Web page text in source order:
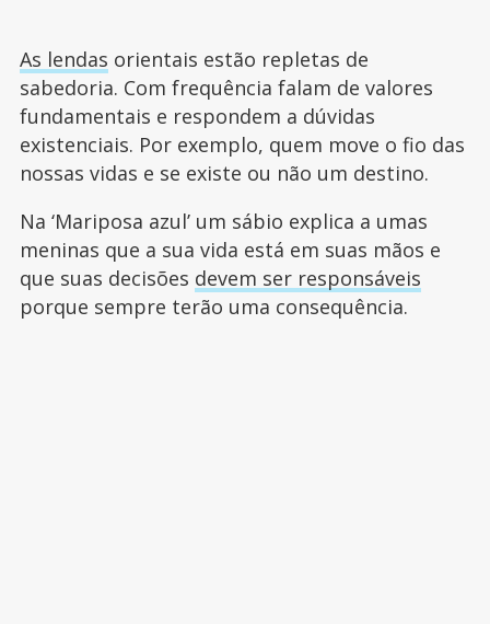
As lendas orientais estão repletas de
sabedoria. Com frequência falam de valores
fundamentais e respondem a dúvidas
existenciais. Por exemplo, quem move o fio das
nossas vidas e se existe ou não um destino.
Na ‘Mariposa azul’ um sábio explica a umas
meninas que a sua vida está em suas mãos e
que suas decisões devem ser responsáveis
porque sempre terão uma consequência.